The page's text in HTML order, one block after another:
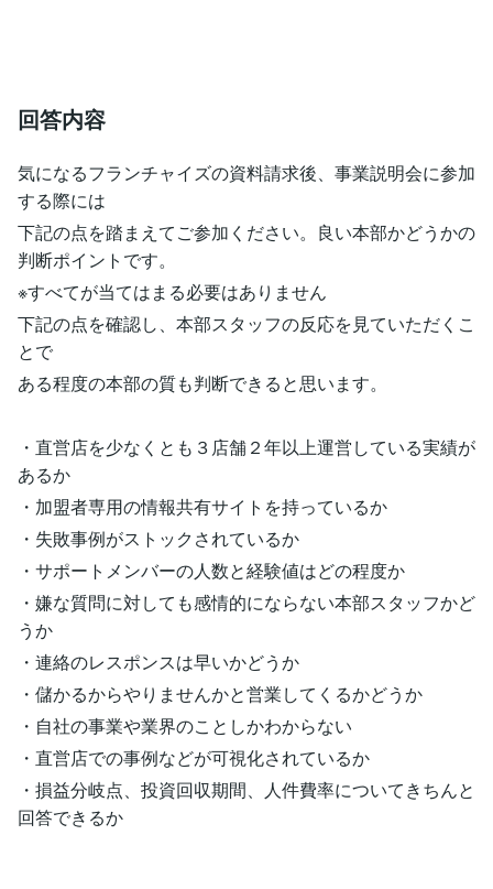
回答内容
気になるフランチャイズの資料請求後、事業説明会に参加
する際には
下記の点を踏まえてご参加ください。良い本部かどうかの
判断ポイントです。
※すべてが当てはまる必要はありません
下記の点を確認し、本部スタッフの反応を見ていただくこ
とで
ある程度の本部の質も判断できると思います。
・直営店を少なくとも３店舗２年以上運営している実績が
あるか
・加盟者専用の情報共有サイトを持っているか
・失敗事例がストックされているか
・サポートメンバーの人数と経験値はどの程度か
・嫌な質問に対しても感情的にならない本部スタッフかど
うか
・連絡のレスポンスは早いかどうか
・儲かるからやりませんかと営業してくるかどうか
・自社の事業や業界のことしかわからない
・直営店での事例などが可視化されているか
・損益分岐点、投資回収期間、人件費率についてきちんと
回答できるか